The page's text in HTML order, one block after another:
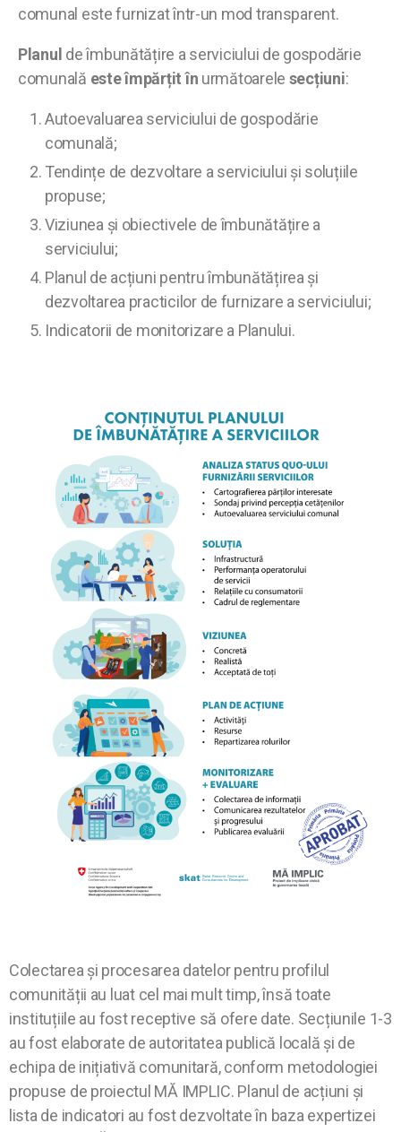
comunal este furnizat într-un mod transparent.
Planul de îmbunătățire a serviciului de gospodărie
comunală este împărțit în următoarele secțiuni:
Autoevaluarea serviciului de gospodărie
comunală;
Tendințe de dezvoltare a serviciului și soluțiile
propuse;
Viziunea și obiectivele de îmbunătățire a
serviciului;
Planul de acțiuni pentru îmbunătățirea și
dezvoltarea practicilor de furnizare a serviciului;
Indicatorii de monitorizare a Planului.
Colectarea și procesarea datelor pentru profilul
comunității au luat cel mai mult timp, însă toate
instituțiile au fost receptive să ofere date. Secțiunile 1-3
au fost elaborate de autoritatea publică locală și de
echipa de inițiativă comunitară, conform metodologiei
propuse de proiectul MĂ IMPLIC. Planul de acțiuni și
lista de indicatori au fost dezvoltate în baza expertizei